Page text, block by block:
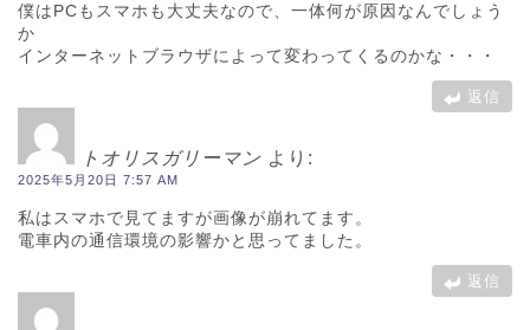
僕はPCもスマホも大丈夫なので、一体何が原因なんでしょう
か
インターネットブラウザによって変わってくるのかな・・・
返信
トオリスガリーマン より:
2025年5月20日 7:57 AM
私はスマホで見てますが画像が崩れてます。
電車内の通信環境の影響かと思ってました。
返信